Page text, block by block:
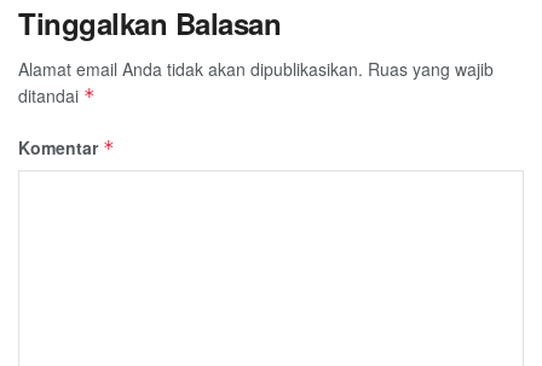
Tinggalkan Balasan
Alamat email Anda tidak akan dipublikasikan. Ruas yang wajib
ditandai *
Komentar *